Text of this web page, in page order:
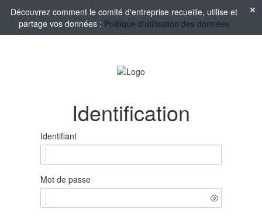
Découvrez comment le comité d'entreprise recueille, utilise et
partage vos données : Politique d'utilisation des données
Identification
Identifiant
Mot de passe